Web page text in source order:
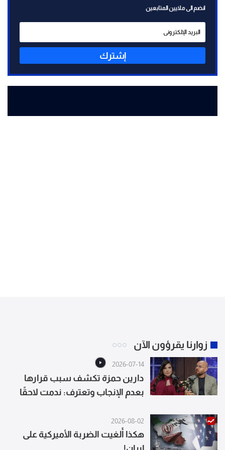
انضم الى ملايين المتابعين
إشترك
زوارنا يقرؤون الآن
2026-07-14
دارين حمزة تكشف سبب قرارها
بعدم الإنجاب وتعترف: ندمت لاحقًا
2026-08-02
هكذا أُلغيت الضربة الأميركية على